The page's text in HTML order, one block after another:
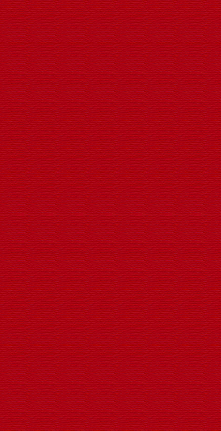
LED发光支架新款中国结
LED转动广告发光灯笼
建国七十周年喜庆景观灯
轮翻转动LED广告工程灯笼生